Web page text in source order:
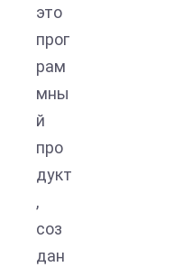
это
прог
рам
мны
й
про
дукт
,
соз
дан